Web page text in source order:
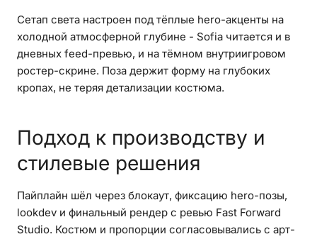
Сетап света настроен под тёплые hero-акценты на
холодной атмосферной глубине - Sofia читается и в
дневных feed-превью, и на тёмном внутриигровом
ростер-скрине. Поза держит форму на глубоких
кропах, не теряя детализации костюма.
Подход к производству и
стилевые решения
Пайплайн шёл через блокаут, фиксацию hero-позы,
lookdev и финальный рендер с ревью Fast Forward
Studio. Костюм и пропорции согласовывались с арт-